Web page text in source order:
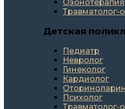
Озонотерапия
Травматолог-
Детская
Педиатр
Невролог
Гинеколог
Кардиолог
Психолог
Травматолог-